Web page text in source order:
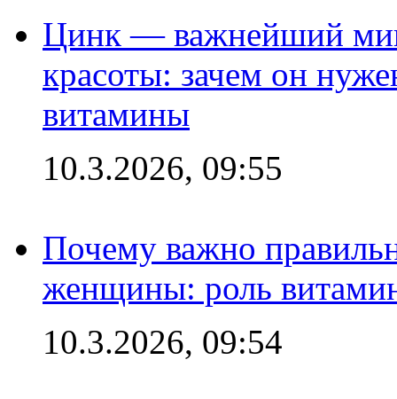
Цинк — важнейший
красоты: зачем он
витамины
10.3.2026, 09:55
Почему важно
женщины: роль
10.3.2026, 09:54